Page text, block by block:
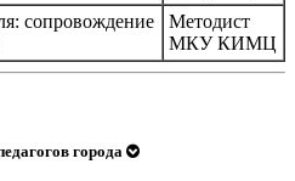
сопровождение
Методист
МКУ КИМЦ
города